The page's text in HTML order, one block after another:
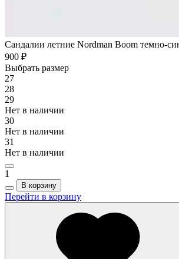
Сандалии летние Nordman Boom темно-
900 ₽
Выбрать размер
27
28
29
Нет в наличии
30
Нет в наличии
31
Нет в наличии
1
В корзину
Перейти в корзину